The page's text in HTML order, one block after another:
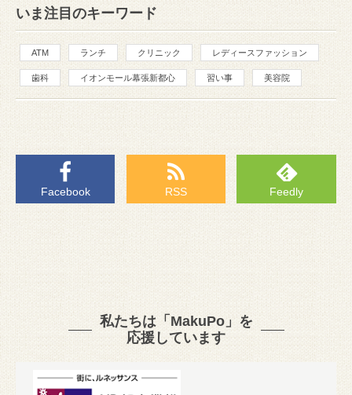
いま注目のキーワード
ATM ランチ クリニック レディースファッション
歯科 イオンモール幕張新都心 習い事 美容院
Facebook RSS Feedly
私たちは「MakuPo」を
応援しています